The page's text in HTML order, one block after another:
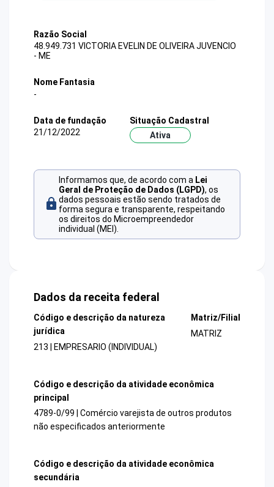
Razão Social
48.949.731 VICTORIA EVELIN DE OLIVEIRA JUVENCIO
- ME
Nome Fantasia
-
Data de fundação
21/12/2022
Situação Cadastral
Ativa
Informamos que, de acordo com a Lei
Geral de Proteção de Dados (LGPD), os
dados pessoais estão sendo tratados de
forma segura e transparente, respeitando
os direitos do Microempreendedor
individual (MEI).
Dados da receita federal
Código e descrição da natureza
jurídica
213 | EMPRESARIO (INDIVIDUAL)
Matriz/Filial
MATRIZ
Código e descrição da atividade econômica
principal
4789-0/99 | Comércio varejista de outros produtos
não especificados anteriormente
Código e descrição da atividade econômica
secundária